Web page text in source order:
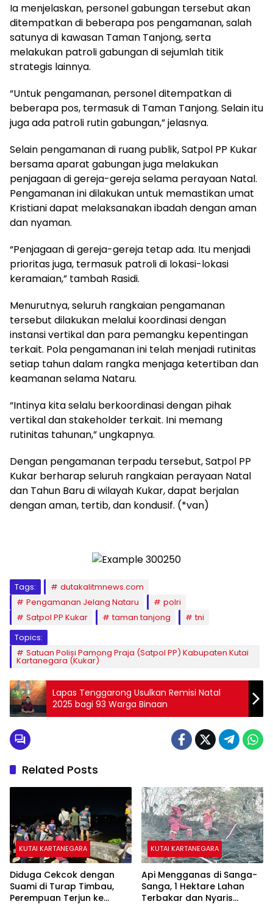
Ia menjelaskan, personel gabungan tersebut akan
ditempatkan di beberapa pos pengamanan, salah
satunya di kawasan Taman Tanjong, serta
melakukan patroli gabungan di sejumlah titik
strategis lainnya.
“Untuk pengamanan, personel ditempatkan di
beberapa pos, termasuk di Taman Tanjong. Selain itu
juga ada patroli rutin gabungan,” jelasnya.
Selain pengamanan di ruang publik, Satpol PP Kukar
bersama aparat gabungan juga melakukan
penjagaan di gereja-gereja selama perayaan Natal.
Pengamanan ini dilakukan untuk memastikan umat
Kristiani dapat melaksanakan ibadah dengan aman
dan nyaman.
“Penjagaan di gereja-gereja tetap ada. Itu menjadi
prioritas juga, termasuk patroli di lokasi-lokasi
keramaian,” tambah Rasidi.
Menurutnya, seluruh rangkaian pengamanan
tersebut dilakukan melalui koordinasi dengan
instansi vertikal dan para pemangku kepentingan
terkait. Pola pengamanan ini telah menjadi rutinitas
setiap tahun dalam rangka menjaga ketertiban dan
keamanan selama Nataru.
“Intinya kita selalu berkoordinasi dengan pihak
vertikal dan stakeholder terkait. Ini memang
rutinitas tahunan,” ungkapnya.
Dengan pengamanan terpadu tersebut, Satpol PP
Kukar berharap seluruh rangkaian perayaan Natal
dan Tahun Baru di wilayah Kukar, dapat berjalan
dengan aman, tertib, dan kondusif. (*van)
Tags:
dutakalitmnews.com
Pengamanan Jelang Nataru
polri
Satpol PP Kukar
taman tanjong
tni
Topics:
Satuan Polisi Pamong Praja (Satpol PP) Kabupaten Kutai
Kartanegara (Kukar)
Lapas Tenggarong Usulkan Remisi Natal
2025 bagi 93 Warga Binaan
Related Posts
KUTAI KARTANEGARA
Diduga Cekcok dengan
Suami di Turap Timbau,
Perempuan Terjun ke
KUTAI KARTANEGARA
Api Mengganas di Sanga-
Sanga, 1 Hektare Lahan
Terbakar dan Nyaris